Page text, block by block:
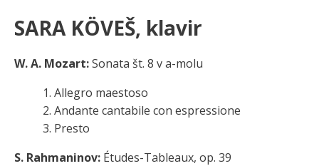
SARA KÖVEŠ, klavir
W. A. Mozart:Sonata št. 8 v a-molu
1. Allegro maestoso
2. Andante cantabile con espressione
3. Presto
S. Rahmaninov: Études-Tableaux, op. 39